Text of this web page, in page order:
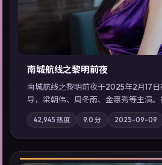
南城航线之黎明前夜
南城航线之黎明前夜于2025年2月17
导，梁朝伟、周冬雨、金惠秀等主演。
城市霓虹背后，有人用规则改写命运；
质；站内亦可通过「国产免费观看高清
同类型高分佳作，畅享高清在线追剧体
42,945 热度 9.0 分 2025-09-09